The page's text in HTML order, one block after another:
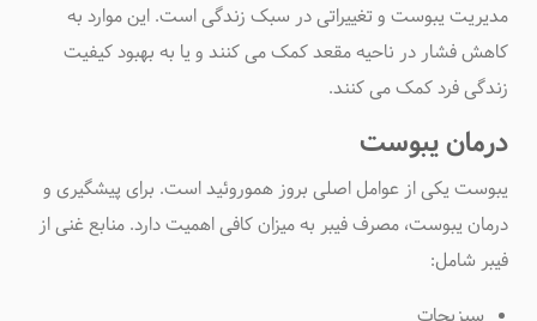
مدیریت یبوست و تغییراتی در سبک زندگی است. این موارد به
کاهش فشار در ناحیه مقعد کمک می کنند و یا به بهبود کیفیت
زندگی فرد کمک می کنند.
درمان یبوست
یبوست یکی از عوامل اصلی بروز هموروئید است. برای پیشگیری و
درمان یبوست، مصرف فیبر به میزان کافی اهمیت دارد. منابع غنی از
فیبر شامل: